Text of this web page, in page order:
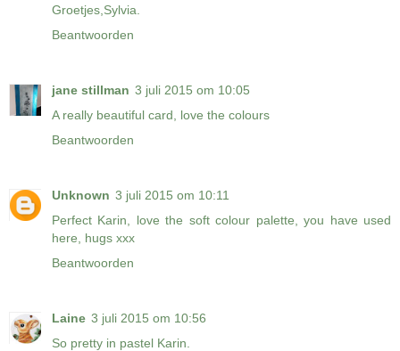
Groetjes,Sylvia.
Beantwoorden
jane stillman 3 juli 2015 om 10:05
A really beautiful card, love the colours
Beantwoorden
Unknown 3 juli 2015 om 10:11
Perfect Karin, love the soft colour palette, you have used
here, hugs xxx
Beantwoorden
Laine 3 juli 2015 om 10:56
So pretty in pastel Karin.